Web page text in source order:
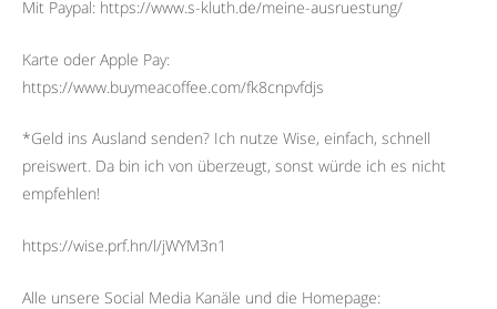
Mit Paypal: https://www.s-kluth.de/meine-ausruestung/
Karte oder Apple Pay:
https://www.buymeacoffee.com/fk8cnpvfdjs
*Geld ins Ausland senden? Ich nutze Wise, einfach, schnell
preiswert. Da bin ich von überzeugt, sonst würde ich es nicht
empfehlen!
https://wise.prf.hn/l/jWYM3n1
Alle unsere Social Media Kanäle und die Homepage: